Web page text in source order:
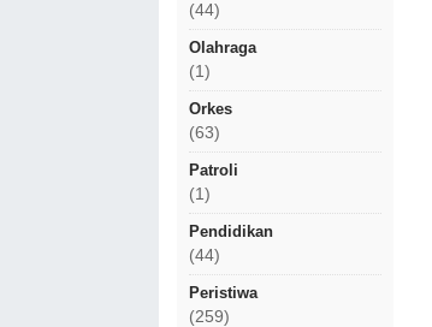
(44)
Olahraga
(1)
Orkes
(63)
Patroli
(1)
Pendidikan
(44)
Peristiwa
(259)